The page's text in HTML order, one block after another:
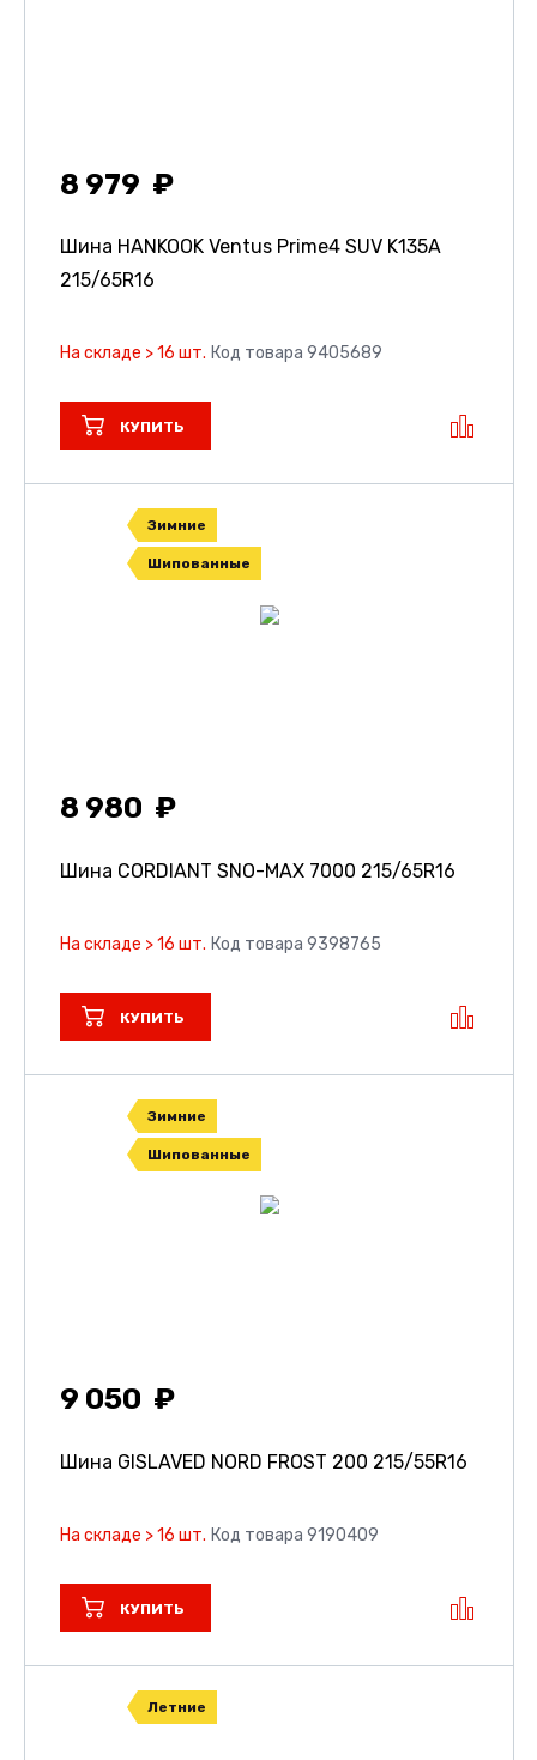
8 979
Шина HANKOOK Ventus Prime4 SUV K135A
215/65R16
На складе > 16 шт. Код товара 9405689
КУПИТЬ
Зимние
Шипованные
8 980
Шина CORDIANT SNO-MAX 7000 215/65R16
На складе > 16 шт. Код товара 9398765
КУПИТЬ
Зимние
Шипованные
9 050
Шина GISLAVED NORD FROST 200 215/55R16
На складе > 16 шт. Код товара 9190409
КУПИТЬ
Летние